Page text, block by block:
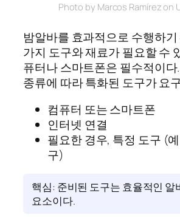
Photo by Marcos Ramírez on
밤알바를 효과적으로 수행하
가지 도구와 재료가 필요할 수
퓨터나 스마트폰은 필수적이다
종류에 따라 특화된 도구가 요
컴퓨터 또는 스마트폰
인터넷 연결
필요한 경우, 특정 도구 (
구)
핵심: 준비된 도구는 효율적인 알
요소이다.